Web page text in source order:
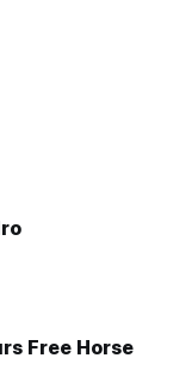
Free Horse